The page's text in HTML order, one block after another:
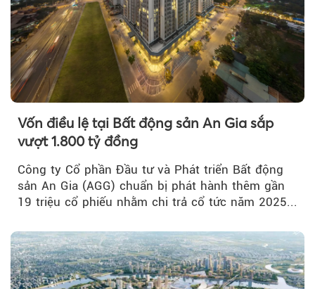
Vốn điều lệ tại Bất động sản An Gia sắp
vượt 1.800 tỷ đồng
Công ty Cổ phần Đầu tư và Phát triển Bất động
sản An Gia (AGG) chuẩn bị phát hành thêm gần
19 triệu cổ phiếu nhằm chi trả cổ tức năm 2025...